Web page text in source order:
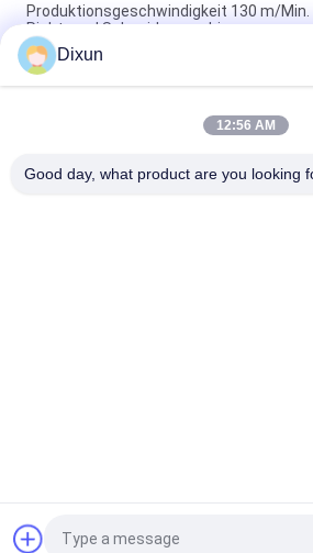
Produktionsgeschwindigkeit 130 m/
Richt- und Schneidemaschine
3-6mm Stahl- Draht, der
Hochgeschwindigkeits-120m/Min
Schneidlänge 6m Stützbalkengerichtet
Fordern Sie ein
Dixun
12:56 AM
Good day, what product are you looking